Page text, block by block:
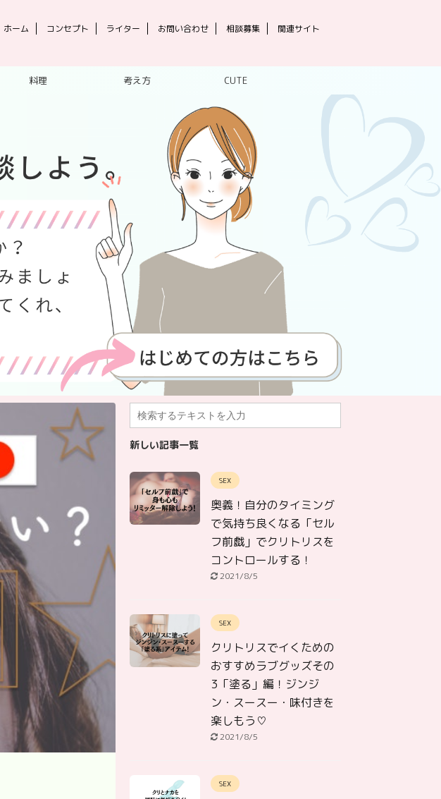
ホーム コンセプト ライター お問い合わせ 相談募集 関連サイト
料理 考え方 CUTE
新しい記事一覧
SEX
奥義！自分のタイミング
で気持ち良くなる「セル
フ前戯」でクリトリスを
コントロールする！
2021/8/5
SEX
クリトリスでイくための
おすすめラブグッズその
3「塗る」編！ジンジ
ン・スースー・味付きを
楽しもう♡
2021/8/5
SEX